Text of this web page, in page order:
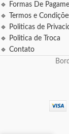
🔹 Formas De
🔹 Termos e
🔹 Politicas de
🔹 Politica de Troca
🔹 Contato